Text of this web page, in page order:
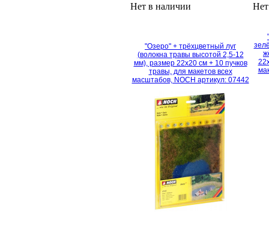
Нет в наличии
"Озеро" + трёхцветный луг
(волокна травы высотой 2,5-12
мм), размер 22х20 см + 10 пучков
травы, для макетов всех
масштабов, NOCH артикул: 07442